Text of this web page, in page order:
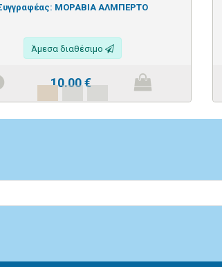
ΜΟΡΑΒΙΑ ΑΛΜΠΕΡΤΟ
Άμεσα διαθέσιμο
10.00€